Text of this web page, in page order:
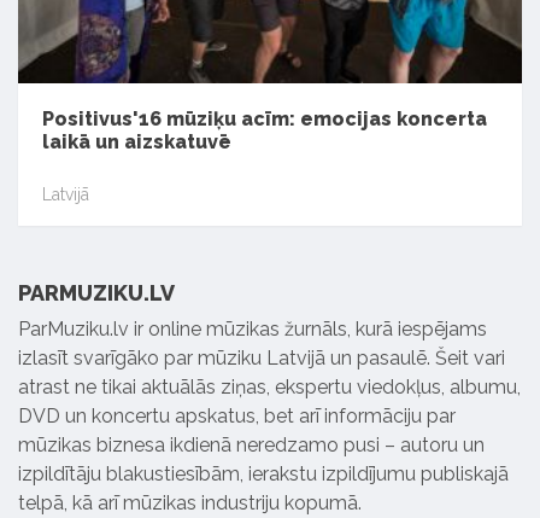
Positivus'16 mūziķu acīm: emocijas koncerta
laikā un aizskatuvē
Latvijā
PARMUZIKU.LV
ParMuziku.lv ir online mūzikas žurnāls, kurā iespējams
izlasīt svarīgāko par mūziku Latvijā un pasaulē. Šeit vari
atrast ne tikai aktuālās ziņas, ekspertu viedokļus, albumu,
DVD un koncertu apskatus, bet arī informāciju par
mūzikas biznesa ikdienā neredzamo pusi – autoru un
izpildītāju blakustiesībām, ierakstu izpildījumu publiskajā
telpā, kā arī mūzikas industriju kopumā.